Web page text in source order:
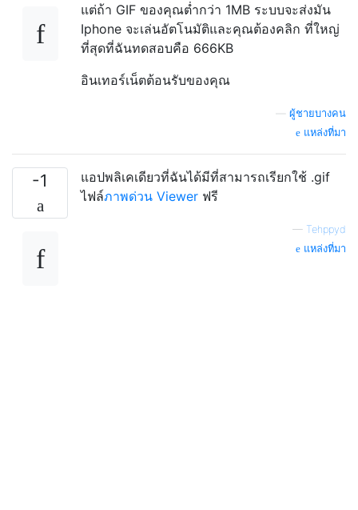
แต่ถ้า GIF ของคุณต่ำกว่า 1MB ระบบจะส่งมัน
Iphone จะเล่นอัตโนมัติและคุณต้องคลิก ที่ใหญ่
ที่สุดที่ฉันทดสอบคือ 666KB
อินเทอร์เน็ตต้อนรับของคุณ
ผู้ชายบางคน
แหล่งที่มา
-1
แอปพลิเคเดียวที่ฉันได้มีที่สามารถเรียกใช้ .gif
ไฟล์ภาพด่วน Viewer ฟรี
— Tehppyd
แหล่งที่มา